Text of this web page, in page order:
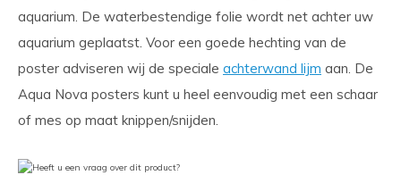
aquarium. De waterbestendige folie wordt net achter uw
aquarium geplaatst. Voor een goede hechting van de
poster adviseren wij de speciale achterwand lijm aan. De
Aqua Nova posters kunt u heel eenvoudig met een schaar
of mes op maat knippen/snijden.